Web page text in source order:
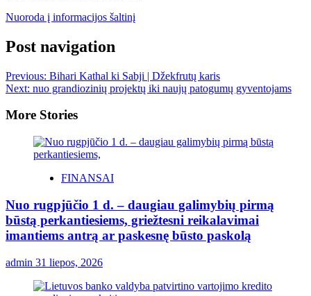
Nuoroda į informacijos šaltinį
Post navigation
Previous: Bihari Kathal ki Sabji | Džekfrutų karis
Next: nuo grandiozinių projektų iki naujų patogumų gyventojams
More Stories
FINANSAI
Nuo rugpjūčio 1 d. – daugiau galimybių pirmą
būstą perkantiesiems, griežtesni reikalavimai
imantiems antrą ar paskesnę būsto paskolą
admin 31 liepos, 2026